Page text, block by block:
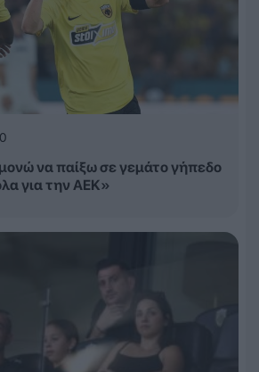
να παίξω σε γεμάτο γήπεδο
για την ΑΕΚ»